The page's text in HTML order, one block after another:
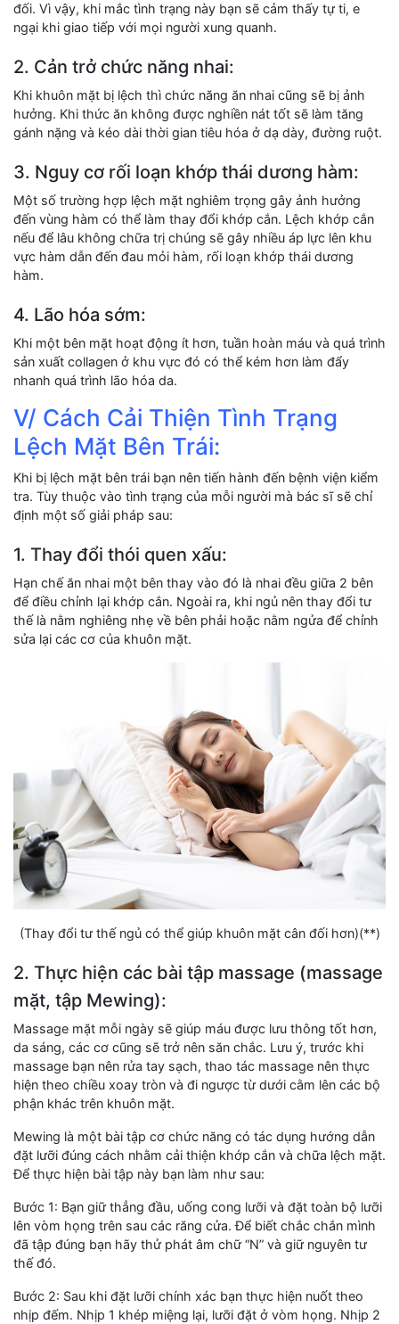
đối. Vì vậy, khi mắc tình trạng này bạn sẽ cảm thấy tự ti, e
ngại khi giao tiếp với mọi người xung quanh.
2. Cản trở chức năng nhai:
Khi khuôn mặt bị lệch thì chức năng ăn nhai cũng sẽ bị ảnh
hưởng. Khi thức ăn không được nghiền nát tốt sẽ làm tăng
gánh nặng và kéo dài thời gian tiêu hóa ở dạ dày, đường ruột.
3. Nguy cơ rối loạn khớp thái dương hàm:
Một số trường hợp lệch mặt nghiêm trọng gây ảnh hưởng
đến vùng hàm có thể làm thay đổi khớp cắn. Lệch khớp cắn
nếu để lâu không chữa trị chúng sẽ gây nhiều áp lực lên khu
vực hàm dẫn đến đau mỏi hàm, rối loạn khớp thái dương
hàm.
4. Lão hóa sớm:
Khi một bên mặt hoạt động ít hơn, tuần hoàn máu và quá trình
sản xuất collagen ở khu vực đó có thể kém hơn làm đẩy
nhanh quá trình lão hóa da.
V/ Cách Cải Thiện Tình Trạng
Lệch Mặt Bên Trái:
Khi bị lệch mặt bên trái bạn nên tiến hành đến bệnh viện kiểm
tra. Tùy thuộc vào tình trạng của mỗi người mà bác sĩ sẽ chỉ
định một số giải pháp sau:
1. Thay đổi thói quen xấu:
Hạn chế ăn nhai một bên thay vào đó là nhai đều giữa 2 bên
để điều chỉnh lại khớp cắn. Ngoài ra, khi ngủ nên thay đổi tư
thế là nằm nghiêng nhẹ về bên phải hoặc nằm ngửa để chỉnh
sửa lại các cơ của khuôn mặt.
(Thay đổi tư thế ngủ có thể giúp khuôn mặt cân đối hơn)(**)
2. Thực hiện các bài tập massage (massage
mặt, tập Mewing):
Massage mặt mỗi ngày sẽ giúp máu được lưu thông tốt hơn,
da sáng, các cơ cũng sẽ trở nên săn chắc. Lưu ý, trước khi
massage bạn nên rửa tay sạch, thao tác massage nên thực
hiện theo chiều xoay tròn và đi ngược từ dưới cằm lên các bộ
phận khác trên khuôn mặt.
Mewing là một bài tập cơ chức năng có tác dụng hướng dẫn
đặt lưỡi đúng cách nhằm cải thiện khớp cắn và chữa lệch mặt.
Để thực hiện bài tập này bạn làm như sau:
Bước 1: Bạn giữ thẳng đầu, uống cong lưỡi và đặt toàn bộ lưỡi
lên vòm họng trên sau các răng cửa. Để biết chắc chắn mình
đã tập đúng bạn hãy thử phát âm chữ “N” và giữ nguyên tư
thế đó.
Bước 2: Sau khi đặt lưỡi chính xác bạn thực hiện nuốt theo
nhịp đếm. Nhịp 1 khép miệng lại, lưỡi đặt ở vòm họng. Nhịp 2